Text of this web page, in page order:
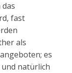
fast
als
es
natürlich